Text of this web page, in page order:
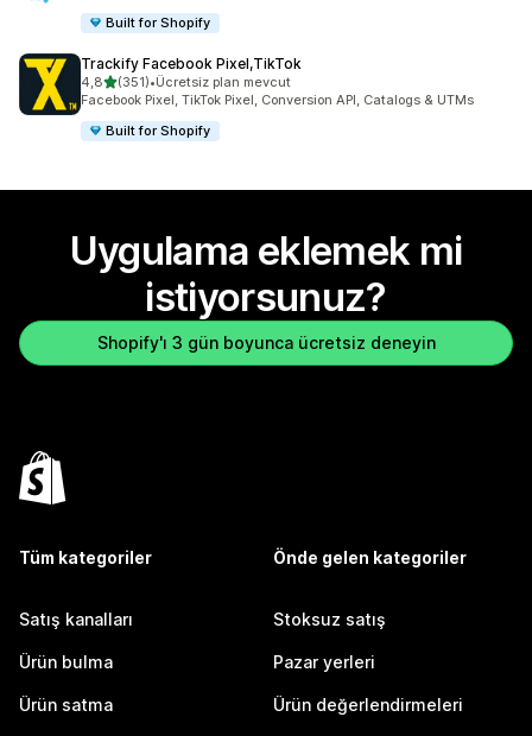
Built for Shopify
Trackify Facebook Pixel,TikTok
4,85 yıldız üzerinden
(351)
toplam 351 değerlendirme
•Ücretsiz plan mevcut
Facebook Pixel, TikTok Pixel, Conversion API, Catalogs & UTMs
Built for Shopify
Uygulama eklemek mi
istiyorsunuz?
Shopify'ı 3 gün boyunca ücretsiz deneyin
Tüm kategoriler
Satış kanalları
Ürün bulma
Ürün satma
Önde gelen kategoriler
Stoksuz satış
Pazar yerleri
Ürün değerlendirmeleri